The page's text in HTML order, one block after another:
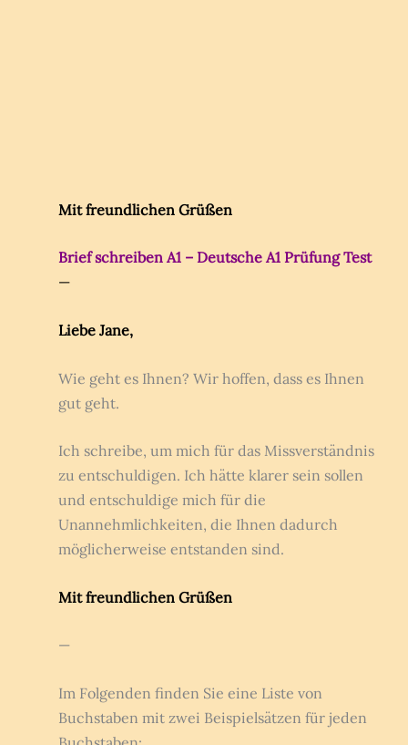
Mit freundlichen Grüßen
Brief schreiben A1 – Deutsche A1 Prüfung Test
—
Liebe Jane,
Wie geht es Ihnen? Wir hoffen, dass es Ihnen
gut geht.
Ich schreibe, um mich für das Missverständnis
zu entschuldigen. Ich hätte klarer sein sollen
und entschuldige mich für die
Unannehmlichkeiten, die Ihnen dadurch
möglicherweise entstanden sind.
Mit freundlichen Grüßen
—
Im Folgenden finden Sie eine Liste von
Buchstaben mit zwei Beispielsätzen für jeden